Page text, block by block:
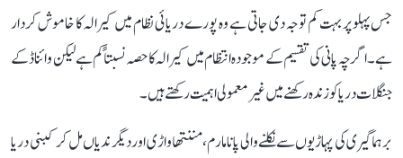
جس پہلو پر بہت کم توجہ دی جاتی ہے وہ پورے دریائی نظام میں کیرالہ کا خاموش کردار
ہے۔ اگرچہ پانی کی تقسیم کے موجودہ انتظام میں کیرالہ کا حصہ نسبتاً کم ہے لیکن وائناڈ کے
جنگلات دریا کو زندہ رکھنے میں غیر معمولی اہمیت رکھتے ہیں۔
برہماگیری کی پہاڑیوں سے نکلنے والی پانامارم، مننتھاواڑی اور دیگر ندیاں مل کر کبنی دریا